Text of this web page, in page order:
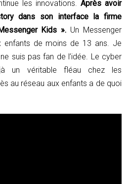
les innovations. Après avoir
dans son interface la firme
Kids ». Un Messenger
enfants de moins de 13 ans. Je
suis pas fan de l’idée. Le cyber
un véritable fléau chez les
au réseau aux enfants a de quoi